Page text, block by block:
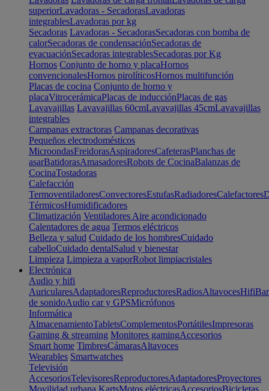
superiorLavadoras - SecadorasLavadoras
integrablesLavadoras por kg
Secadoras Lavadoras - SecadorasSecadoras con bomba de
calorSecadoras de condensaciónSecadoras de
evacuaciónSecadoras integrablesSecadoras por Kg
Hornos Conjunto de horno y placaHornos
convencionalesHornos pirolíticosHornos multifunción
Placas de cocina Conjunto de horno y
placaVitrocerámicaPlacas de inducciónPlacas de gas
Lavavajillas Lavavajillas 60cmLavavajillas 45cmLavavajillas
integrables
Campanas extractoras Campanas decorativas
Pequeños electrodomésticos
MicroondasFreidorasAspiradoresCafeterasPlanchas de
asarBatidorasAmasadoresRobots de CocinaBalanzas de
CocinaTostadoras
Calefacción
TermoventiladoresConvectoresEstufasRadiadoresCalefactores
TérmicosHumidificadores
Climatización Ventiladores Aire acondicionado
Calentadores de agua Termos eléctricos
Belleza y salud Cuidado de los hombresCuidado
cabelloCuidado dentalSalud y bienestar
Limpieza Limpieza a vaporRobot limpiacristales
Electrónica
Audio y hifi
AuricularesAdaptadoresReproductoresRadiosAltavocesHifi
de sonidoAudio car y GPSMicrófonos
Informática
AlmacenamientoTabletsComplementosPortátilesImpresoras
Gaming & streaming Monitores gamingAccesorios
Smart home TimbresCámarasAltavoces
Wearables Smartwatches
Televisión
AccesoriosTelevisoresReproductoresAdaptadoresProyectores
Movilidad urbana KartsMotos eléctricasAccesoriosBicicletas